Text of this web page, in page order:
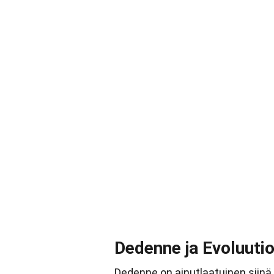
Dedenne ja Evoluutio